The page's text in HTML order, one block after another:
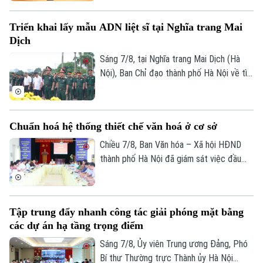
Tư vấn sức khỏe
Quần vợt
Golf
Sao
Điện ảnh
Thời trang
Âm nhạc
Triển khai lấy mẫu ADN liệt sĩ tại Nghĩa trang Mai
Dịch
Sáng 7/8, tại Nghĩa trang Mai Dịch (Hà
Nội), Ban Chỉ đạo thành phố Hà Nội về tìm
khai công tác lấy mẫu hài cốt liệt sĩ chưa
xác định được thông tin để phục vụ giám
định ADN.
Chuẩn hoá hệ thống thiết chế văn hoá ở cơ sở
Chiều 7/8, Ban Văn hóa – Xã hội HĐND
thành phố Hà Nội đã giám sát việc đầu
Tập trung đẩy nhanh công tác giải phóng mặt bằng
các dự án hạ tầng trọng điểm
Sáng 7/8, Ủy viên Trung ương Đảng, Phó
Bí thư Thường trực Thành ủy Hà Nội